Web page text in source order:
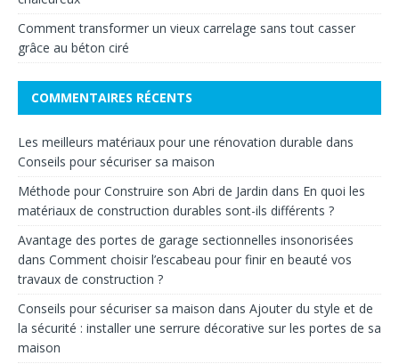
Comment transformer un vieux carrelage sans tout casser
grâce au béton ciré
COMMENTAIRES RÉCENTS
Les meilleurs matériaux pour une rénovation durable dans
Conseils pour sécuriser sa maison
Méthode pour Construire son Abri de Jardin dans En quoi les
matériaux de construction durables sont-ils différents ?
Avantage des portes de garage sectionnelles insonorisées
dans Comment choisir l’escabeau pour finir en beauté vos
travaux de construction ?
Conseils pour sécuriser sa maison dans Ajouter du style et de
la sécurité : installer une serrure décorative sur les portes de sa
maison